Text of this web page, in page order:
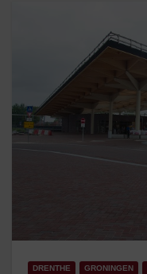
DRENTHE GRONINGEN